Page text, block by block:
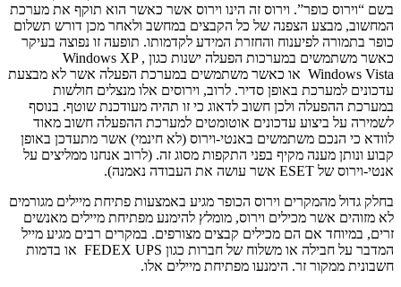
בשם “וירוס כופר”. וירוס זה הינו וירוס אשר כאשר הוא תוקף את מערכת
המחשוב, מבצע הצפנה של כל הקבצים במחשב ולאחר מכן דורש תשלום
כופר בתמורה לפיענוח והחזרת המידע לקדמותו. תופעה זו נפוצה בעיקר
כאשר משתמשים במערכות הפעלה ישנות כגון Windows XP ,
Windows Vista או כאשר משתמשים במערכת הפעלה אשר לא מבצעת
עדכונים למערכת באופן סדיר. לרוב, וירוסים אלו מנצלים חולשות
במערכת ההפעלה ולכן חשוב לדאוג כי זו תהיה מעודכנת שוטף. בנוסף
לשמירה על ביצוע עדכונים אוטומטים למערכת ההפעלה חשוב מאוד
לוודא כי הנכם משתמשים באנטי-וירוס (לא חינמי) אשר מתעדכן באופן
קבוע ונותן מענה מקיף בפני התקפות מסוג זה. (לרוב אנחנו ממליצים על
אנטי-וירוס של ESET אשר עושה את העבודה נאמנה).
בחלק גדול מהמקרים וירוס הכופר מגיע באמצעות פתיחת מיילים מגורמים
לא מזוהים אשר מכילים וירוס, מומלץ להימנע מפתיחת מיילים מאנשים
זרים, במיוחד אם הם מכילים קבצים מצורפים. במקרים רבים מגיע מייל
המדבר על חבילה או משלוח של חברות כגון FEDEX UPS או בדמות
חשבונית ממקור זר. הימנעו מפתיחת מיילים אלו.